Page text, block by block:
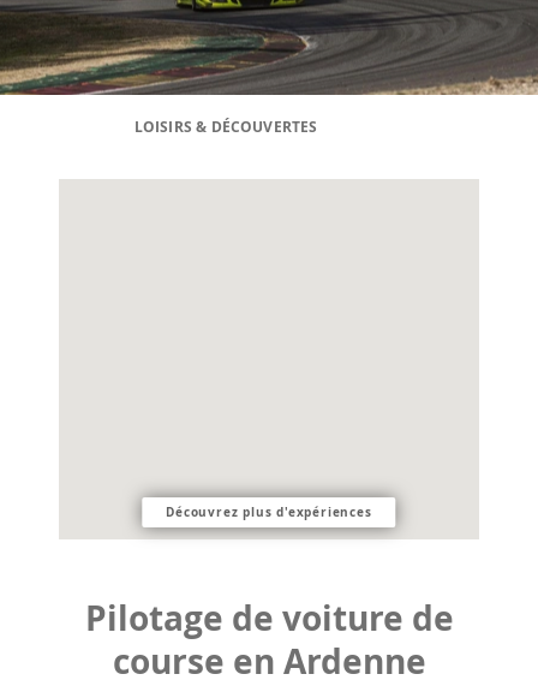
LOISIRS & DÉCOUVERTES
Découvrez plus d'expériences
Pilotage de voiture de
course en Ardenne